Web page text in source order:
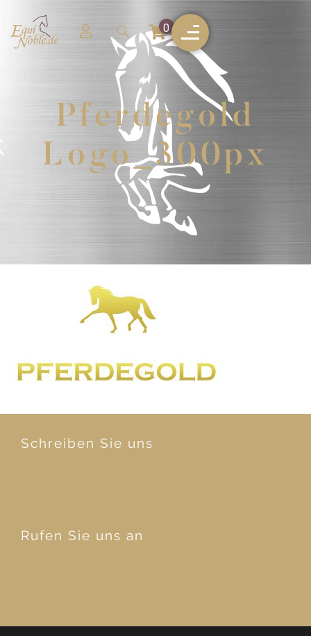
0
Pferdegold
Logo_300px
Schreiben Sie uns
Rufen Sie uns an